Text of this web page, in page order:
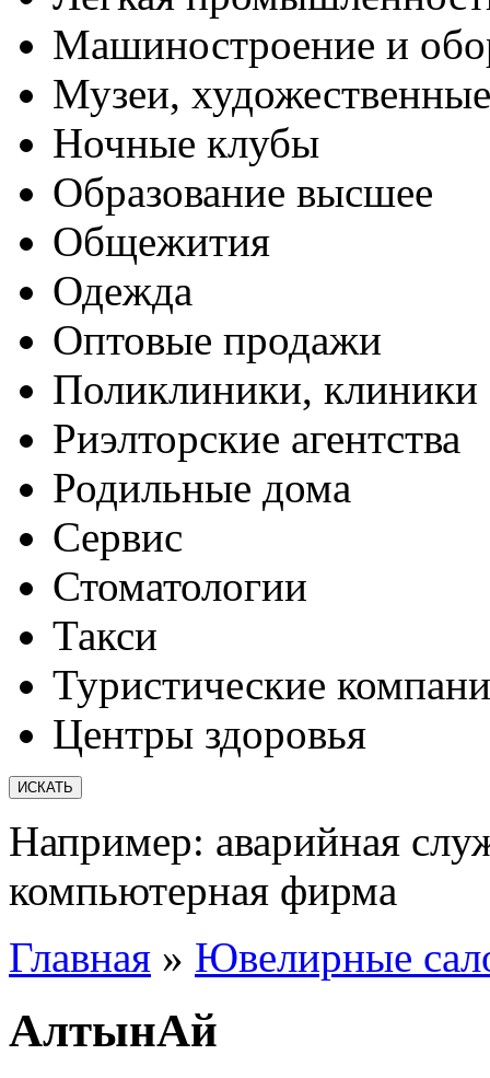
Машиностроение и
Музеи,
Ночные клубы
Образование высшее
Общежития
Одежда
Оптовые продажи
Поликлиники, клиники
Риэлторские агентства
Родильные дома
Сервис
Стоматологии
Такси
Туристические
Центры здоровья
Например: аварийная
компьютерная фирма
Главная » Ювелирные
АлтынАй